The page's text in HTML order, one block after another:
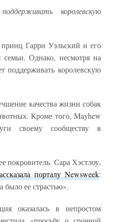
королевскую
принц Гарри Уэльский и его
Однако, несмотря на
поддерживать королевскую
качества жизни собак
Кроме того, Mayhew
своему сообществу в
покровитель. Сара Хэстлоу,
порталу Newsweek:
было ее страстью».
оказалась в непростом